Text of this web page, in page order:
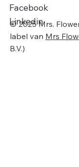
© 2025 Mrs.
label van Mrs
B.V.)
Facebook
Linkedin